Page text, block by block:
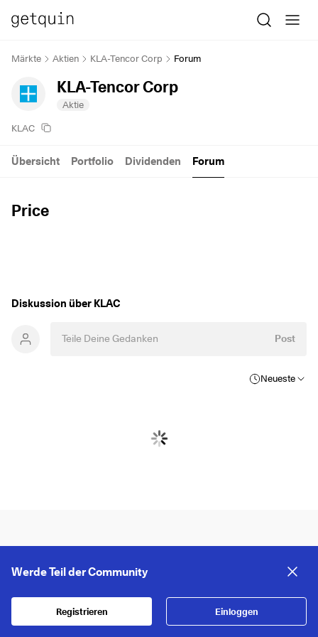
Märkte Aktien KLA-Tencor Corp Forum
KLA-Tencor Corp
Aktie
KLAC
Price
Übersicht Portfolio Dividenden Forum
Diskussion über KLAC
Post
Neueste
Werde Teil der Community
Registrieren Einloggen